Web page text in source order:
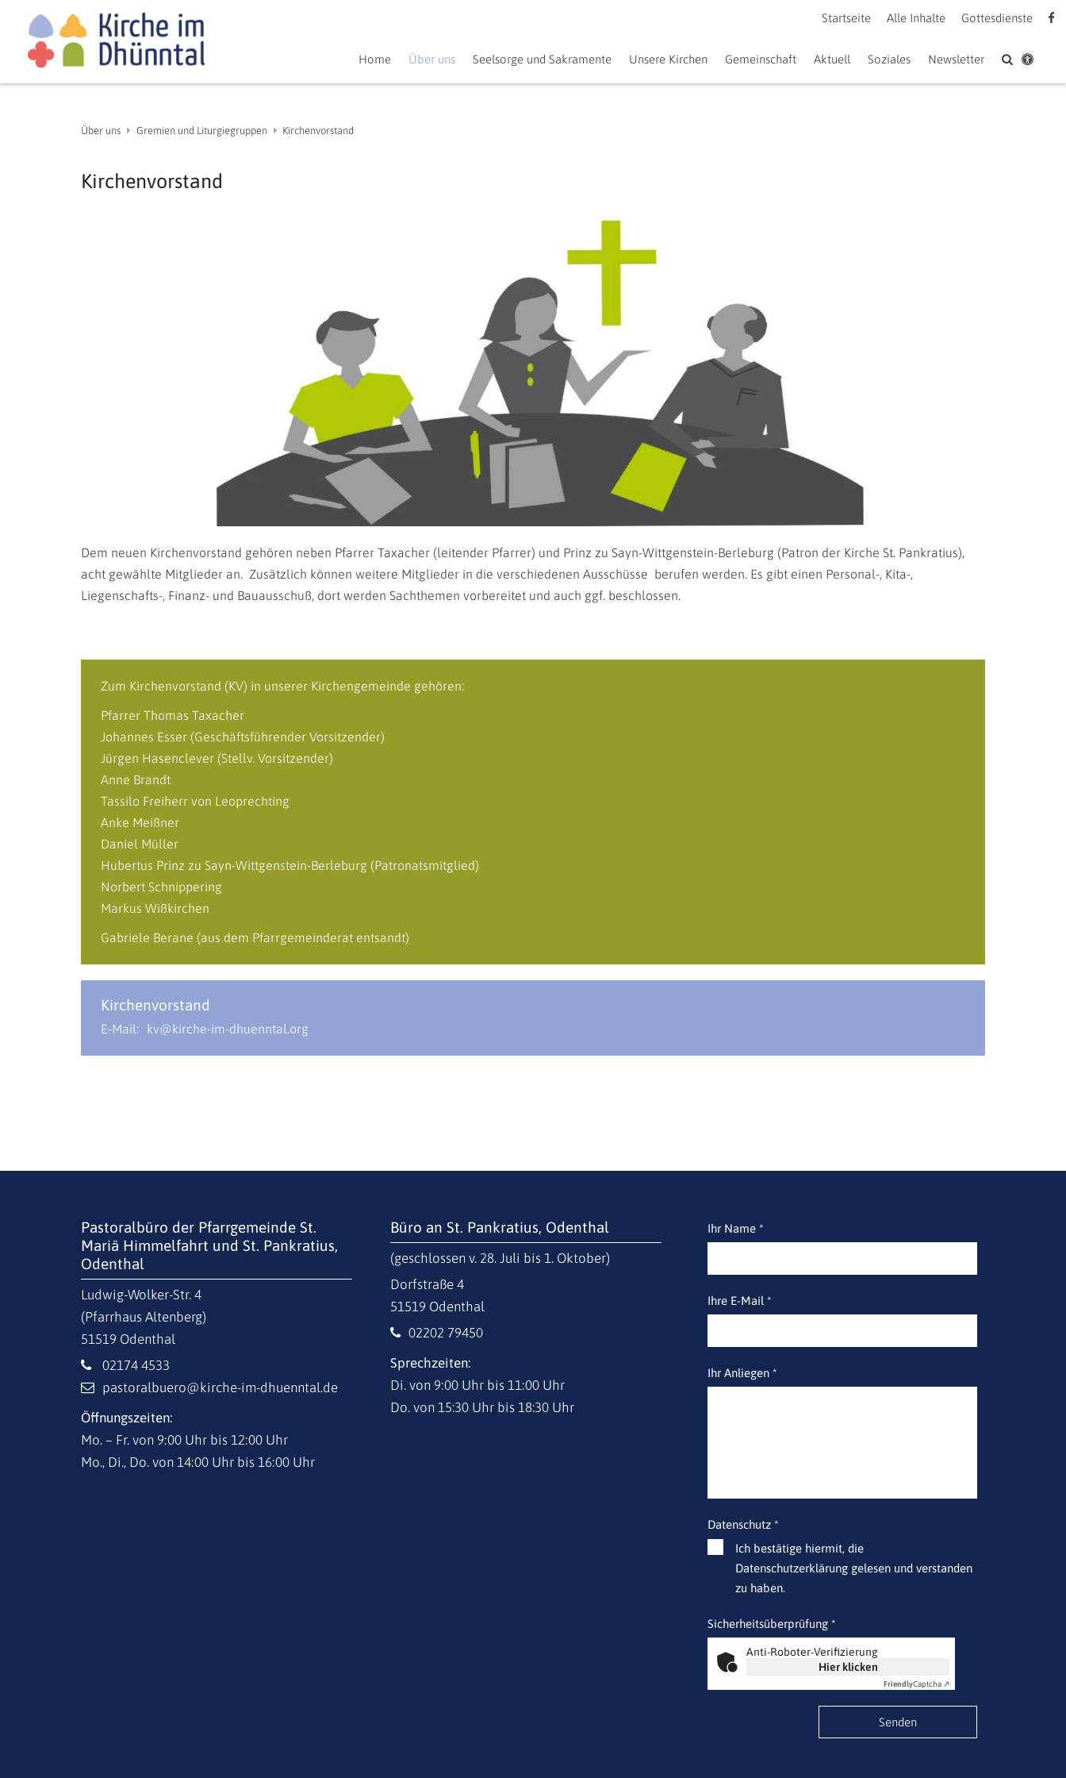
Startseite Alle Inhalte Gottesdienste
Home Über uns Seelsorge und Sakramente Unsere Kirchen Gemeinschaft Aktuell Soziales Newsletter
Über uns Gremien und Liturgiegruppen Kirchenvorstand
Kirchenvorstand
Dem neuen Kirchenvorstand gehören neben Pfarrer Taxacher (leitender Pfarrer) und Prinz zu Sayn-Wittgenstein-Berleburg (Patron der Kirche St. Pankratius),
acht gewählte Mitglieder an. Zusätzlich können weitere Mitglieder in die verschiedenen Ausschüsse berufen werden. Es gibt einen Personal-, Kita-,
Liegenschafts-, Finanz- und Bauausschuß, dort werden Sachthemen vorbereitet und auch ggf. beschlossen.
Zum Kirchenvorstand (KV) in unserer Kirchengemeinde gehören:
Pfarrer Thomas Taxacher
Johannes Esser (Geschäftsführender Vorsitzender)
Jürgen Hasenclever (Stellv. Vorsitzender)
Anne Brandt
Tassilo Freiherr von Leoprechting
Anke Meißner
Daniel Müller
Hubertus Prinz zu Sayn-Wittgenstein-Berleburg (Patronatsmitglied)
Norbert Schnippering
Markus Wißkirchen
Gabriele Berane (aus dem Pfarrgemeinderat entsandt)
Kirchenvorstand
E-Mail: kv@kirche-im-dhuenntal.org
Pastoralbüro der Pfarrgemeinde St.
Mariä Himmelfahrt und St. Pankratius,
Odenthal
Ludwig-Wolker-Str. 4
(Pfarrhaus Altenberg)
51519 Odenthal
02174 4533
pastoralbuero@kirche-im-dhuenntal.de
Öffnungszeiten:
Mo. – Fr. von 9:00 Uhr bis 12:00 Uhr
Mo., Di., Do. von 14:00 Uhr bis 16:00 Uhr
Büro an St. Pankratius, Odenthal
(geschlossen v. 28. Juli bis 1. Oktober)
Dorfstraße 4
51519 Odenthal
02202 79450
Sprechzeiten:
Di. von 9:00 Uhr bis 11:00 Uhr
Do. von 15:30 Uhr bis 18:30 Uhr
Ihr Name *
Ihre E-Mail *
Ihr Anliegen *
Datenschutz *
Ich bestätige hiermit, die
Datenschutzerklärung gelesen und verstanden
zu haben.
Sicherheitsüberprüfung *
Anti-Roboter-Verifizierung
Hier klicken
FriendlyCaptcha ⇗